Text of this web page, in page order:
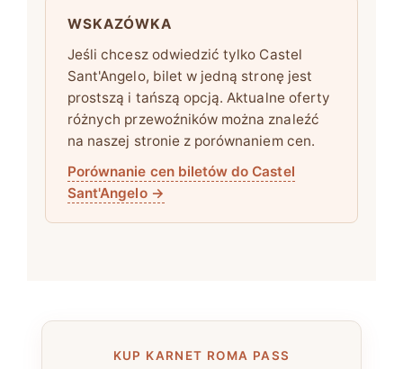
WSKAZÓWKA
Jeśli chcesz odwiedzić tylko Castel
Sant'Angelo, bilet w jedną stronę jest
prostszą i tańszą opcją. Aktualne oferty
różnych przewoźników można znaleźć
na naszej stronie z porównaniem cen.
Porównanie cen biletów do Castel
Sant'Angelo →
KUP KARNET ROMA PASS